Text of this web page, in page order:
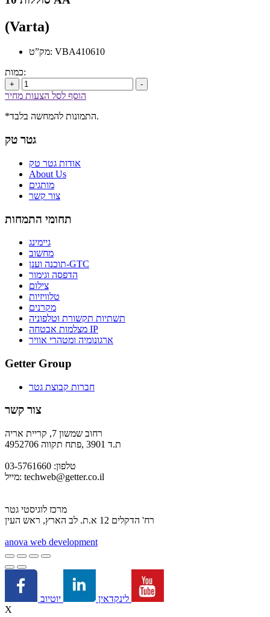
(Varta)
מק”ט: VBA410610
כמות:
+ -
הוסף לסל הצעות מחיר
*התמונות להמחשה בלבד.
גטר טק
אודות גטר טק
About Us
מותגים
צור קשר
תחומי התמחות
גיימינג
מחשוב
תוכנה וענן-GTC
הדפסה וגימור
צילום
טלוויזיות
מקרנים
תשתיות תקשורת וטלפוניה
מצלמות אבטחה IP
ארגונומיה ומטהרי אוויר
Getter Group
חברות קבוצת גטר
צור קשר
רחוב שמשון 7, קריית אריה
ת.ד 3901 ,פתח תקווה 4952706
טלפון: 03-5761660
מייל: techweb@getter.co.il
מרכז לוגיסטי גטר
רח' הדקלים 12 א.ת. לב הארץ, ראש העין
anova web development
לינקדאין
X